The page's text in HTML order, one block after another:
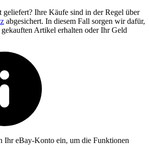
Ihre Käufe sind in der Regel über
abgesichert. In diesem Fall sorgen wir dafür,
gekauften Artikel erhalten oder Ihr Geld
Ihr eBay-Konto ein, um die Funktionen